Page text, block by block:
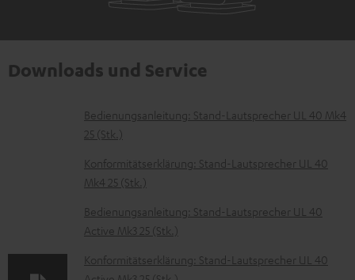
Downloads und Service
D
o
k
u
m
e
n
Bedienungsanleitung: Stand-Lautsprecher UL 40 Mk4
25 (Stk.)
Konformitätserklärung: Stand-Lautsprecher UL 40
Mk4 25 (Stk.)
Bedienungsanleitung: Stand-Lautsprecher UL 40
Active Mk3 25 (Stk.)
Konformitätserklärung: Stand-Lautsprecher UL 40